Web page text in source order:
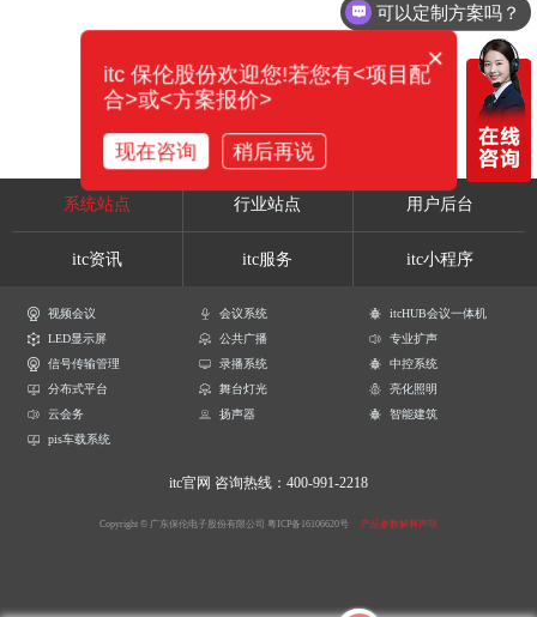
系统站点 行业站点 用户后台
itc资讯 itc服务 itc小程序
视频会议 会议系统
itcHUB会议一体机
LED显示屏
公共广播
专业扩声
信号传输管理
录播系统
中控系统
分布式平台
舞台灯光
亮化照明
云会务
扬声器
智能建筑
pis车载系统
itc官网 咨询热线：400-991-2218
Copyright © 广东保伦电子股份有限公司 粤ICP备16106620号 产品参数解释声明
可以定制方案吗？
×
itc 保伦股份欢迎您!若您有<项目配
合>或<方案报价>
现在咨询 稍后再说